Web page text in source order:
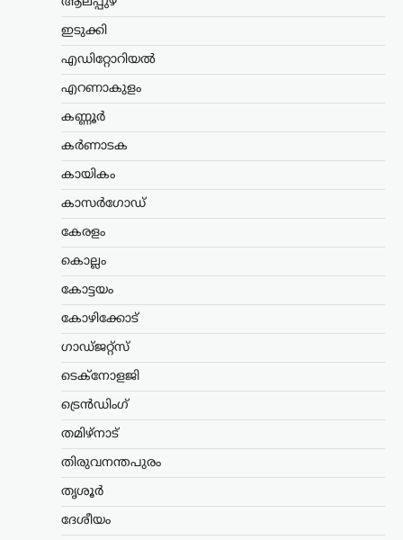
ഇടുക്കി
എഡിറ്റോറിയൽ
എറണാകുളം
കണ്ണൂർ
കർണാടക
കായികം
കാസർഗോഡ്
കേരളം
കൊല്ലം
കോട്ടയം
കോഴിക്കോട്
ഗാഡ്ജറ്റ്സ്
ടെക്നോളജി
ട്രെൻഡിംഗ്
തമിഴ്നാട്
തിരുവനന്തപുരം
തൃശൂർ
ദേശീയം
നീക്കമായി 114 റാഫേൽ
യുദ്ധവിമാനങ്ങൾ വാങ്ങാനുള്ള
വിമാനങ്ങൾ നിർമ്മിക്കാൻ ഫ്രാൻസ്
ഇന്ത്യക്കും ചൈനക്കും
തിരിച്ചടി; റഷ്യൻ എണ്ണ
നിർണായക ബില്ലിന്
യുഎസ് സെനറ്റ്
അംഗീകാരം
റഷ്യയിൽ നിന്ന് എണ്ണയും
പ്രകൃതിവാതകവും വാങ്ങുന്ന
സാമ്പത്തിക നടപടികൾക്ക്
സെനറ്റ് അംഗീകാരം നൽകി. ഇന്ത്യ,
ചൈന ഉൾപ്പെടെയുള്ള രാജ്യങ്ങൾക്ക്
കേരളം,വാർത്തകൾ